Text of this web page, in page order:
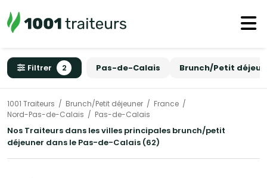
Filtrer 2 Pas-de-Calais Brunch/Petit
1001 Traiteurs Brunch/Petit déjeuner
France
Nord-Pas-de-Calais
Pas-de-Calais
Nos Traiteurs dans les villes principales brunch/petit
déjeuner dans le Pas-de-Calais (62)